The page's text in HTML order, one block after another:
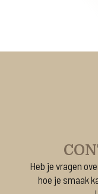
Heb je vragen
hoe je smaak